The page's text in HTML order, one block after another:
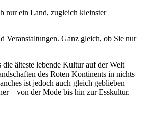
nur ein Land, zugleich kleinster
Veranstaltungen. Ganz gleich, ob Sie nur
älteste lebende Kultur auf der Welt
des Roten Kontinents in nichts
ist jedoch auch gleich geblieben –
– von der Mode bis hin zur Esskultur.